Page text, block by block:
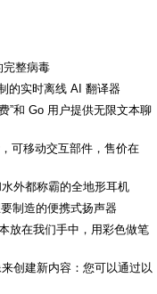
完整病毒
的实时离线 AI 翻译器
”和 Go 用户提供无限文本聊
可移动交互部件，售价在
外都称霸的全地形耳机
制造的便携式扬声器
放在我们手中，用彩色做笔
创建新内容：您可以通过以